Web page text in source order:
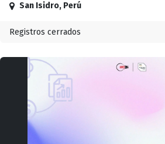
San Isidro, Perú
Registros cerrados